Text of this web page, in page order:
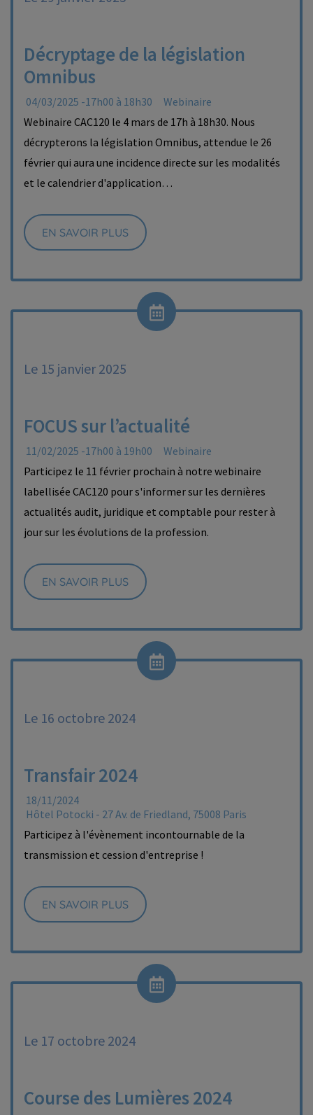
Décryptage de la législation
Omnibus
04/03/2025 -17h00 à 18h30
Webinaire
Webinaire CAC120 le 4 mars de 17h à 18h30. Nous
décrypterons la législation Omnibus, attendue le 26
février qui aura une incidence directe sur les modalités
et le calendrier d'application…
EN SAVOIR PLUS
Le 15 janvier 2025
FOCUS sur l’actualité
11/02/2025 -17h00 à 19h00
Webinaire
Participez le 11 février prochain à notre webinaire
labellisée CAC120 pour s'informer sur les dernières
actualités audit, juridique et comptable pour rester à
jour sur les évolutions de la profession.
EN SAVOIR PLUS
Le 16 octobre 2024
Transfair 2024
18/11/2024
Hôtel Potocki - 27 Av. de Friedland, 75008 Paris
Participez à l'évènement incontournable de la
transmission et cession d'entreprise !
EN SAVOIR PLUS
Le 17 octobre 2024
Course des Lumières 2024